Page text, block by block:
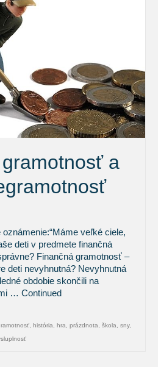
a
veľké ciele,
deti v predmete finančná
Finančná gramotnosť –
deti nevyhnutná? Nevyhnutná
obdobie skončili na
… Continued
história hra prázdnota škola sny,